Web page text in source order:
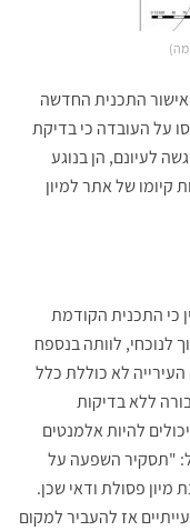
התכנית החדשה
על העובדה כי בדיקת
לעיונם, הן בנוגע
קיומו של אתר למיון
כי התכנית הקודמת
לוותה בנספח
לא כוללת כלל
ללא בדיקות
להיות אלמנטים
"תסקיר השפעה על
פסולת ודאי שכן.
אז להעביר למקום